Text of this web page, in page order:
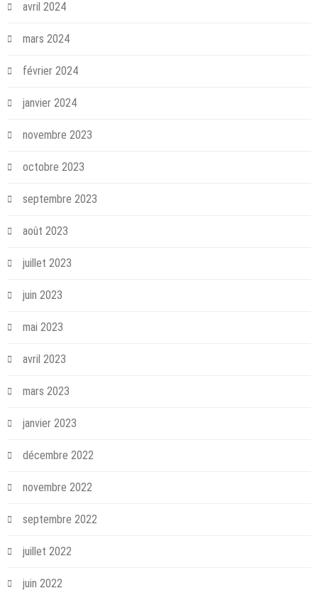
avril 2024
mars 2024
février 2024
janvier 2024
novembre 2023
octobre 2023
septembre 2023
août 2023
juillet 2023
juin 2023
mai 2023
avril 2023
mars 2023
janvier 2023
décembre 2022
novembre 2022
septembre 2022
juillet 2022
juin 2022